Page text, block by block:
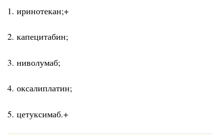
1. иринотекан;+
2. капецитабин;
3. ниволумаб;
4. оксалиплатин;
5. цетуксимаб.+